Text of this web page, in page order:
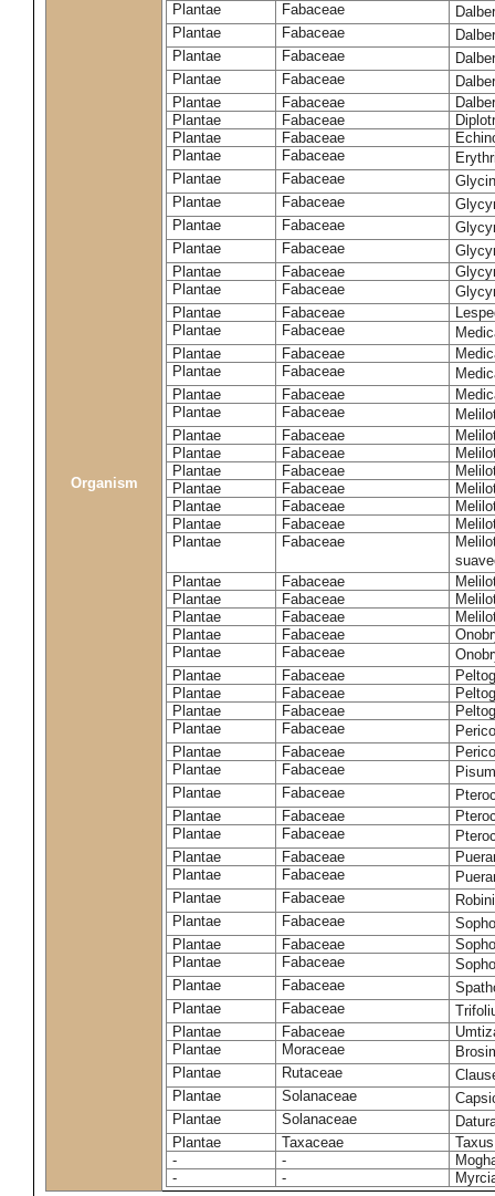
Organism
Plantae
Fabaceae
Plantae
Fabaceae
Plantae
Fabaceae
Plantae
Fabaceae
Plantae
Fabaceae
Plantae
Fabaceae
Plantae
Fabaceae
Plantae
Fabaceae
Plantae
Fabaceae
Plantae
Fabaceae
Plantae
Fabaceae
Plantae
Fabaceae
Plantae
Fabaceae
Plantae
Fabaceae
Plantae
Fabaceae
Plantae
Fabaceae
Plantae
Fabaceae
Plantae
Fabaceae
Plantae
Fabaceae
Plantae
Fabaceae
Plantae
Fabaceae
Plantae
Fabaceae
Plantae
Fabaceae
Plantae
Fabaceae
Plantae
Fabaceae
Plantae
Fabaceae
Plantae
Fabaceae
Plantae
Fabaceae
Plantae
Fabaceae
Plantae
Fabaceae
Plantae
Fabaceae
Plantae
Fabaceae
Plantae
Fabaceae
Plantae
Fabaceae
Plantae
Fabaceae
Plantae
Fabaceae
Plantae
Fabaceae
Plantae
Fabaceae
Plantae
Fabaceae
Plantae
Fabaceae
Plantae
Fabaceae
Plantae
Fabaceae
Plantae
Fabaceae
Plantae
Fabaceae
Plantae
Fabaceae
Plantae
Fabaceae
Plantae
Fabaceae
Plantae
Fabaceae
Plantae
Fabaceae
Plantae
Fabaceae
Plantae
Moraceae
Plantae
Rutaceae
Plantae
Solanaceae
Plantae
Solanaceae
Plantae
Taxaceae
-
-
-
-